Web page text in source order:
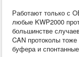
Работают только с
любые KWP2000
большинстве
CAN протоколы
буфера и